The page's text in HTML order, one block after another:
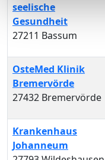
seelische
Gesundheit
27211 Bassum
OsteMed Klinik
Bremervörde
27432 Bremervörde
Krankenhaus
Johanneum